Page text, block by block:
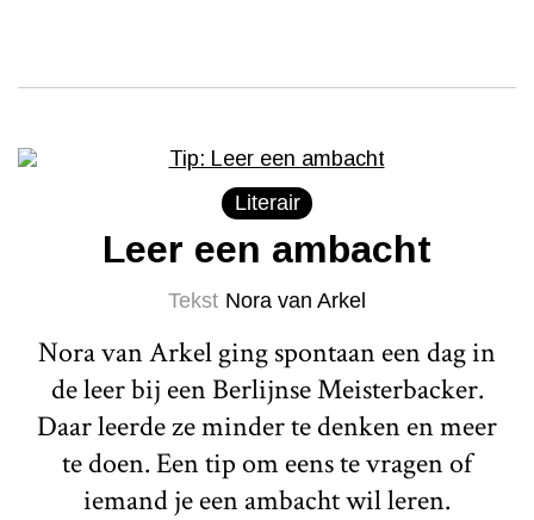
Literair
Leer een ambacht
Tekst Nora van Arkel
Nora van Arkel ging spontaan een dag in
de leer bij een Berlijnse Meisterbacker.
Daar leerde ze minder te denken en meer
te doen. Een tip om eens te vragen of
iemand je een ambacht wil leren.